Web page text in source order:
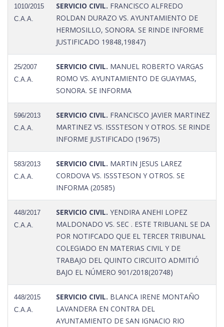
1010/2015
C.A.A.
SERVICIO CIVIL. FRANCISCO ALFREDO
ROLDAN DURAZO VS. AYUNTAMIENTO DE
HERMOSILLO, SONORA. SE RINDE INFORME
JUSTIFICADO 19848,19847)
25/2007
C.A.A.
SERVICIO CIVIL. MANUEL ROBERTO VARGAS
ROMO VS. AYUNTAMIENTO DE GUAYMAS,
SONORA. SE INFORMA
596/2013
C.A.A.
SERVICIO CIVIL. FRANCISCO JAVIER MARTINEZ
MARTINEZ VS. ISSSTESON Y OTROS. SE RINDE
INFORME JUSTIFICADO (19675)
583/2013
C.A.A.
SERVICIO CIVIL. MARTIN JESUS LAREZ
CORDOVA VS. ISSSTESON Y OTROS. SE
INFORMA (20585)
448/2017
C.A.A.
SERVICIO CIVIL. YENDIRA ANEHI LOPEZ
MALDONADO VS. SEC . ESTE TRIBUANL SE DA
POR NOTIFCADO QUE EL TERCER TRIBUNAL
COLEGIADO EN MATERIAS CIVIL Y DE
TRABAJO DEL QUINTO CIRCUITO ADMITIÓ
BAJO EL NÚMERO 901/2018(20748)
448/2015
C.A.A.
SERVICIO CIVIL. BLANCA IRENE MONTAÑO
LAVANDERA EN CONTRA DEL
AYUNTAMIENTO DE SAN IGNACIO RIO